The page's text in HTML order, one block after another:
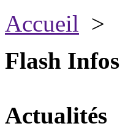
Accueil >
Flash Infos
Actualités